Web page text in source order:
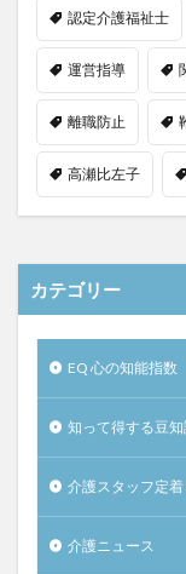
認定介護福祉士
運営指導
離職防止
高瀬比左子
カテゴリー
EQ 心の知能指数
知って得する豆知
介護スタッフ定
介護ニュース